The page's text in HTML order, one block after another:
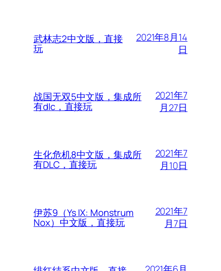
武林志2中文版，直接
玩
2021年8月14
日
战国无双5中文版，集成所
有dlc，直接玩
2021年7
月27日
生化危机8中文版，集成所
有DLC，直接玩
2021年7
月10日
伊苏9（Ys IX: Monstrum
Nox）中文版，直接玩
2021年7
月7日